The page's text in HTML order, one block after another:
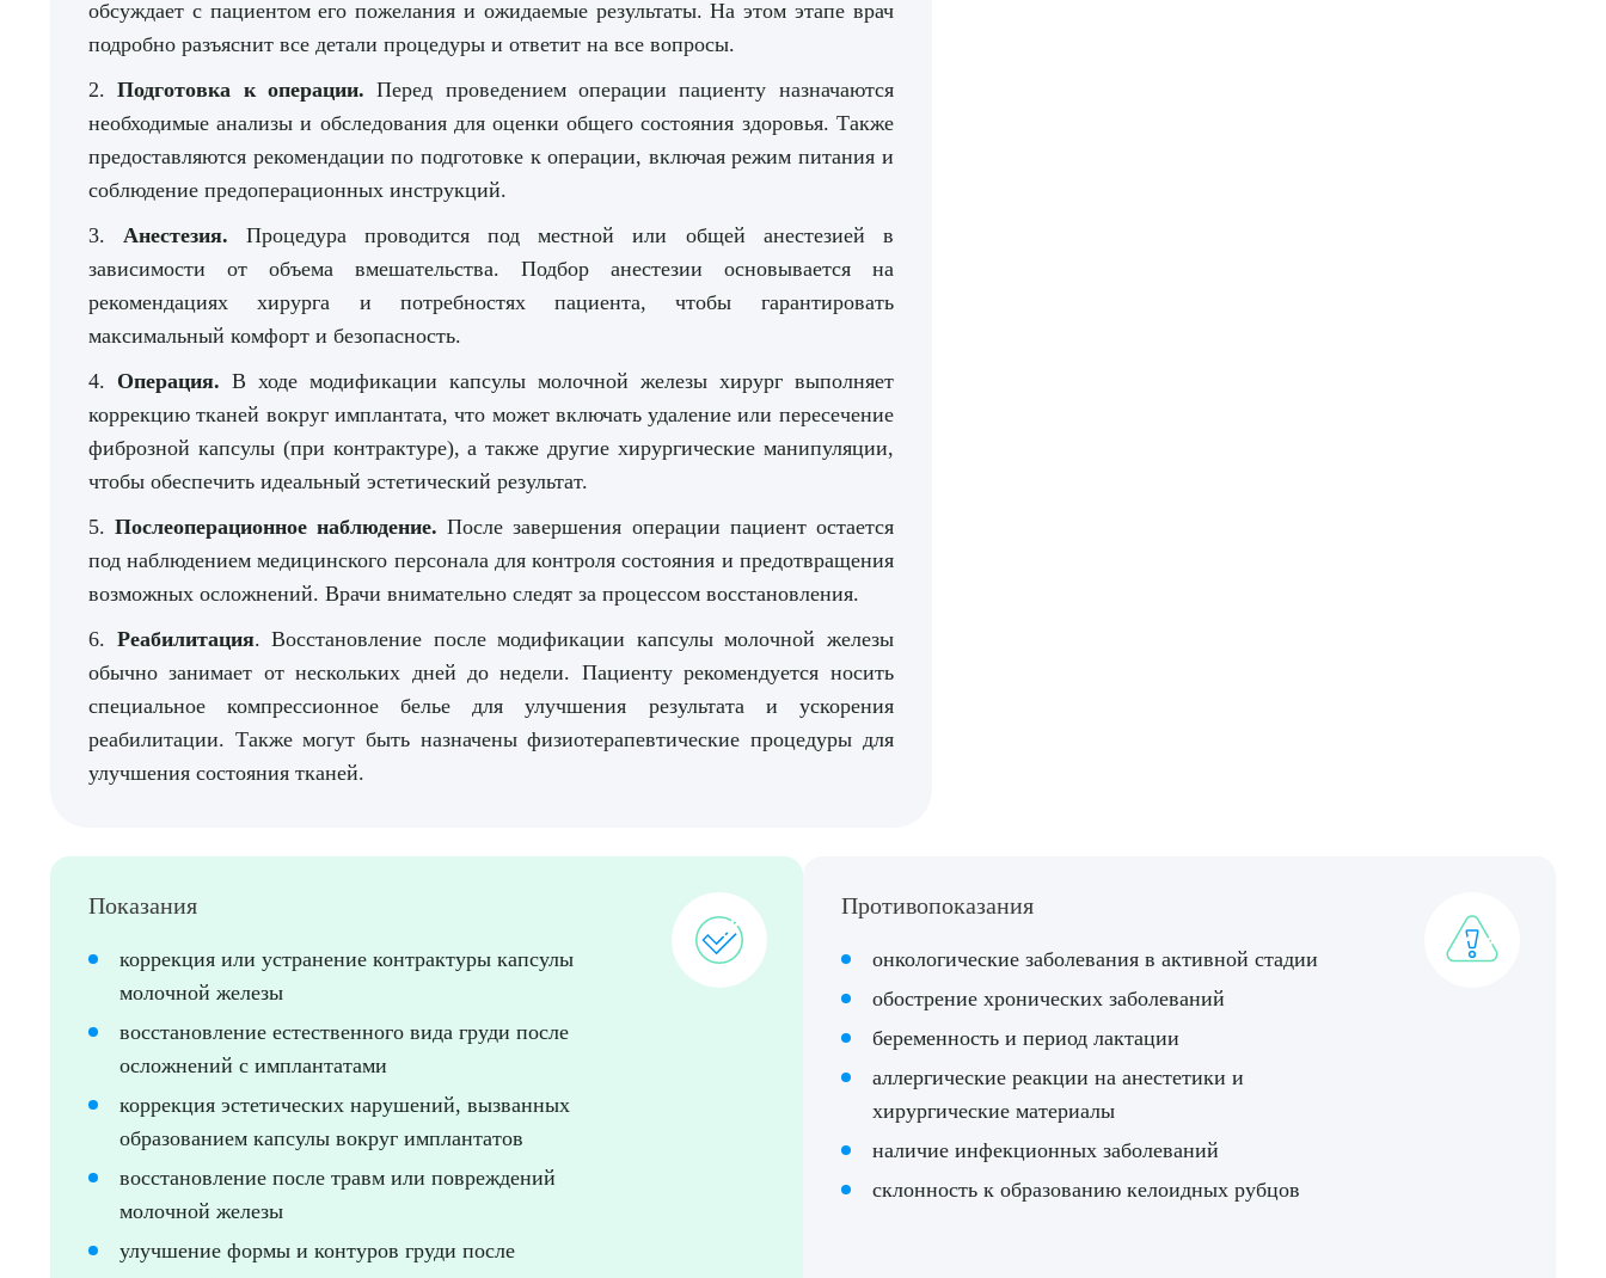
обсуждает с пациентом его пожелания и ожидаемые результаты. На этом этапе врач
подробно разъяснит все детали процедуры и ответит на все вопросы.
2.Подготовка к операции. Перед проведением операции пациенту назначаются
необходимые анализы и обследования для оценки общего состояния здоровья. Также
предоставляются рекомендации по подготовке к операции, включая режим питания и
соблюдение предоперационных инструкций.
3. Анестезия.Процедура проводится под местной или общей анестезией в
зависимости от объема вмешательства. Подбор анестезии основывается на
рекомендациях хирурга и потребностях пациента, чтобы гарантировать
максимальный комфорт и безопасность.
4. Операция. В ходе модификации капсулы молочной железы хирург выполняет
коррекцию тканей вокруг имплантата, что может включать удаление или пересечение
фиброзной капсулы (при контрактуре), а также другие хирургические манипуляции,
чтобы обеспечить идеальный эстетический результат.
5.Послеоперационное наблюдение.После завершения операции пациент остается
под наблюдением медицинского персонала для контроля состояния и предотвращения
возможных осложнений. Врачи внимательно следят за процессом восстановления.
6. Реабилитация. Восстановление после модификации капсулы молочной железы
обычно занимает от нескольких дней до недели. Пациенту рекомендуется носить
специальное компрессионное белье для улучшения результата и ускорения
реабилитации. Также могут быть назначены физиотерапевтические процедуры для
улучшения состояния тканей.
Показания
коррекция или устранение контрактуры капсулы
молочной железы
восстановление естественного вида груди после
осложнений с имплантатами
коррекция эстетических нарушений, вызванных
образованием капсулы вокруг имплантатов
восстановление после травм или повреждений
молочной железы
улучшение формы и контуров груди после
Противопоказания
онкологические заболевания в активной стадии
обострение хронических заболеваний
беременность и период лактации
аллергические реакции на анестетики и
хирургические материалы
наличие инфекционных заболеваний
склонность к образованию келоидных рубцов
Я даю согласие на
Выберите сопутствующую услугу